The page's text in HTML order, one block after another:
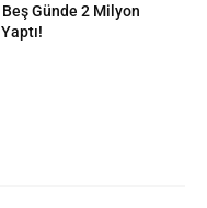
Beş Günde 2 Milyon